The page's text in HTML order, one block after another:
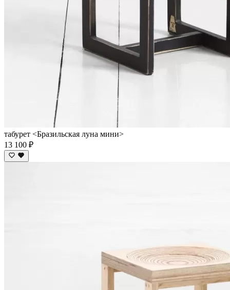
табурет <Бразильская луна мини>
13 100 ₽